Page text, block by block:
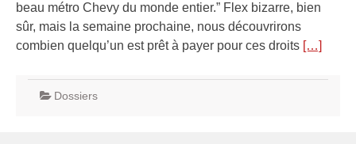
beau métro Chevy du monde entier.” Flex bizarre, bien
sûr, mais la semaine prochaine, nous découvrirons
combien quelqu’un est prêt à payer pour ces droits […]
Dossiers